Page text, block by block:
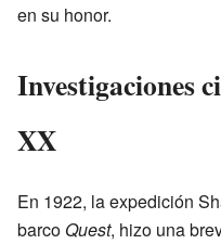
en su honor.
Investigaciones
XX
En 1922, la expedición
barco Quest, hizo una